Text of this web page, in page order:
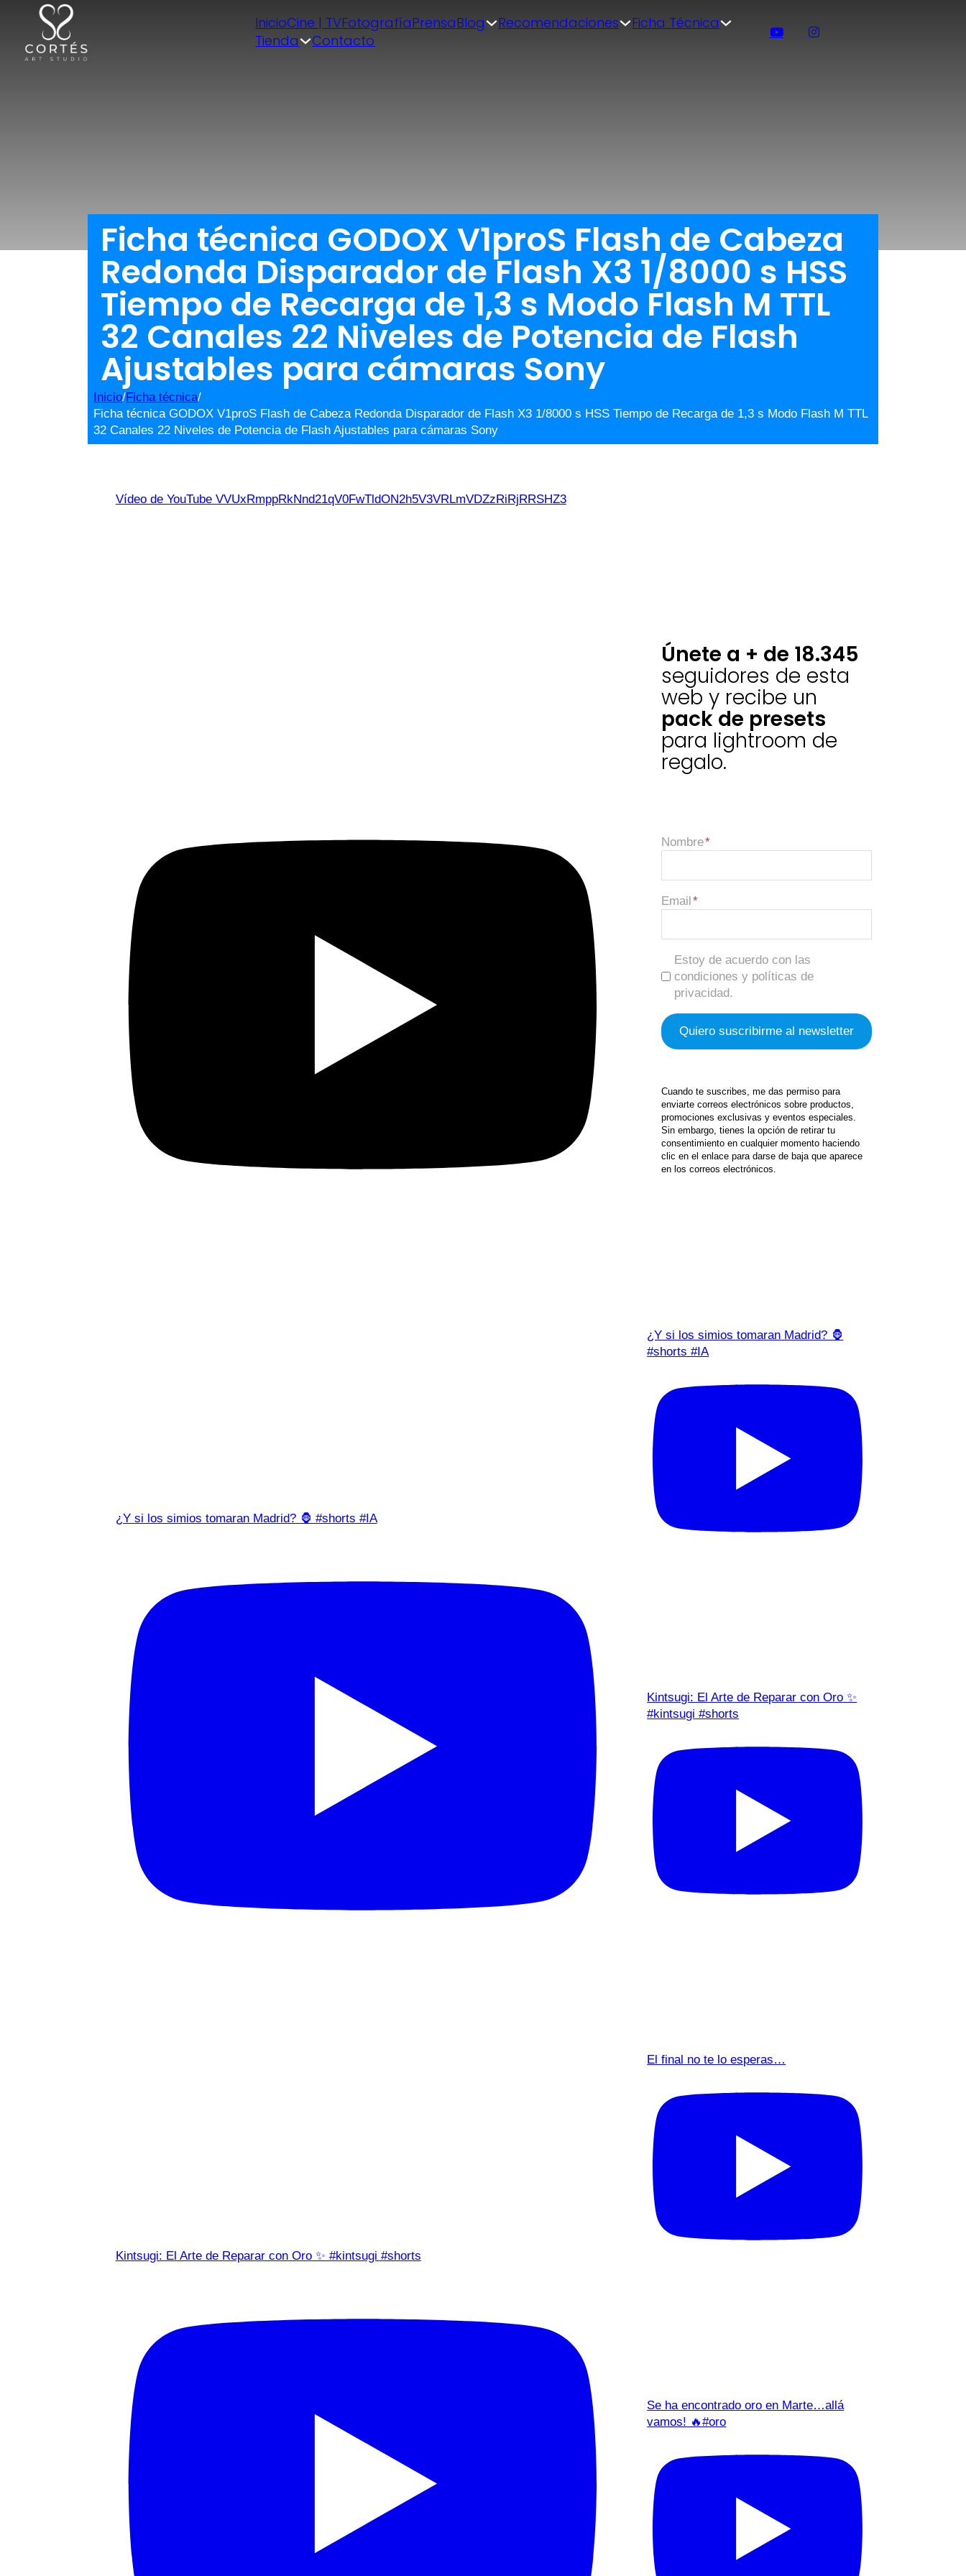
InicioCine | TVFotografíaPrensaBlog Recomendaciones
Ficha Técnica
Tienda
Contacto
Ficha técnica GODOX V1proS Flash de Cabeza
Redonda Disparador de Flash X3 1/8000 s HSS
Tiempo de Recarga de 1,3 s Modo Flash M TTL
32 Canales 22 Niveles de Potencia de Flash
Ajustables para cámaras Sony
Inicio/Ficha técnica/
Ficha técnica GODOX V1proS Flash de Cabeza Redonda Disparador de Flash X3 1/8000 s HSS Tiempo de Recarga de 1,3 s Modo Flash M TTL
32 Canales 22 Niveles de Potencia de Flash Ajustables para cámaras Sony
Vídeo de YouTube VVUxRmppRkNnd21qV0FwTldON2h5V3VRLmVDZzRiRjRRSHZ3
¿Y si los simios tomaran Madrid? 🦍 #shorts #IA
Kintsugi: El Arte de Reparar con Oro ✨ #kintsugi #shorts
Únete a + de 18.345
seguidores de esta
web y recibe un
pack de presets
para lightroom de
regalo.
Nombre
Email
Estoy de acuerdo con las
condiciones y políticas de
privacidad.
Cuando te suscribes, me das permiso para
enviarte correos electrónicos sobre productos,
promociones exclusivas y eventos especiales.
Sin embargo, tienes la opción de retirar tu
consentimiento en cualquier momento haciendo
clic en el enlace para darse de baja que aparece
en los correos electrónicos.
¿Y si los simios tomaran Madrid? 🦍
#shorts #IA
Kintsugi: El Arte de Reparar con Oro ✨
#kintsugi #shorts
El final no te lo esperas…
Se ha encontrado oro en Marte…allá
vamos! 🔥#oro